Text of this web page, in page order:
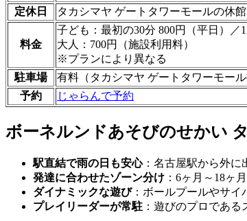
定休日
タカシマヤ ゲートタワーモールの休
料金
子ども：最初の30分 800円（平日）／
大人：700円（施設利用料）
※プランにより異なる
駐車場
有料（タカシマヤ ゲートタワーモー
予約
じゃらんで予約
ボーネルンドあそびのせかい
駅直結で雨の日も安心：名古屋駅から外に
発達に合わせたゾーン分け ：6ヶ月～18ヶ
ダイナミックな遊び：ボールプールやサイ
プレイリーダーが常駐 ：遊びのプロであ